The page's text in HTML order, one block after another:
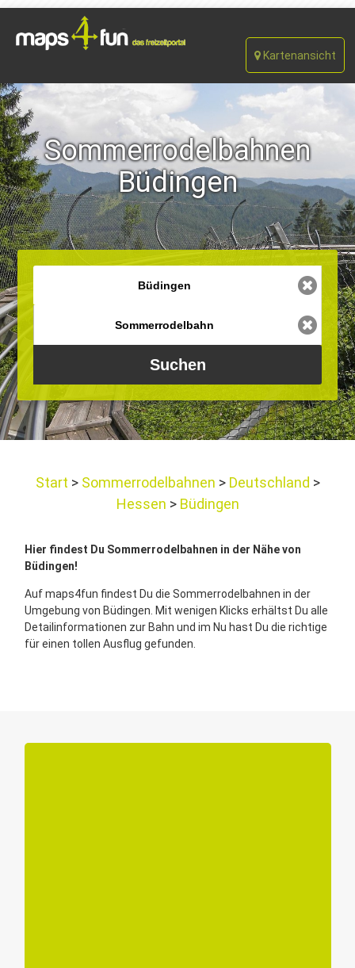
Kartenansicht
Sommerrodelbahnen
Büdingen
Start Sommerrodelbahnen
Deutschland
Hessen
Büdingen
Hier findest Du Sommerrodelbahnen in der Nähe von
Büdingen!
Auf maps4fun findest Du die Sommerrodelbahnen in der
Umgebung von Büdingen. Mit wenigen Klicks erhältst Du alle
Detailinformationen zur Bahn und im Nu hast Du die richtige
für einen tollen Ausflug gefunden.